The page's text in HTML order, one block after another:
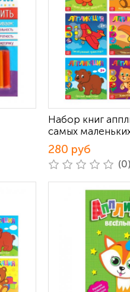
Набор книг
самых
280 руб